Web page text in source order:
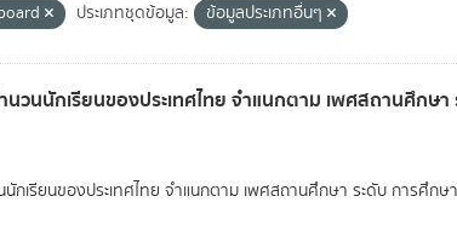
ประเภทชุดข้อมูล: ข้อมูลประเภทอื่นๆ
นวนนักเรียนของประเทศไทย จำแนกตาม เพศสถานศึกษ
กเรียนของประเทศไทย จำแนกตาม เพศสถานศึกษา ระดับ การศึกษ